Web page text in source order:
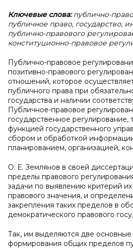
Ключевые слова:публично-
публичное право, государство,
публично-правового
конституционно-правовое
Публично-правовое
позитивно-правового
отношений, которое
публичного права при
государства и наличии
Публичное-правовое
государственное регулирование,
функцией государственного
сбором и обработкой
планированием, организацией,
О. Е. Землянов в своей
пределы правового
задачи по выявлению критерий
правового значения, и
закрепления таких пределов в
демократического правового
Так, им выделяются две
формирования общих пределов